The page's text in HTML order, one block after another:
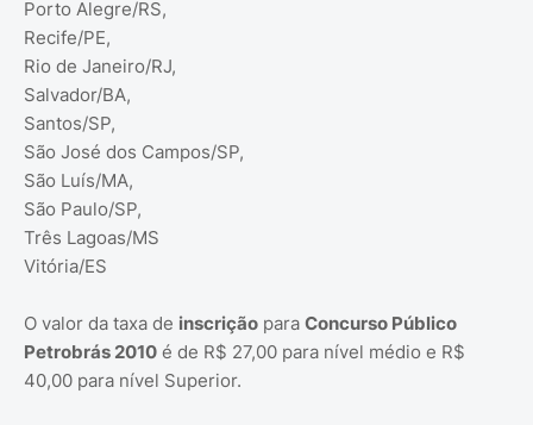
Porto Alegre/RS,
Recife/PE,
Rio de Janeiro/RJ,
Salvador/BA,
Santos/SP,
São José dos Campos/SP,
São Luís/MA,
São Paulo/SP,
Três Lagoas/MS
Vitória/ES
O valor da taxa de inscrição para Concurso Público
Petrobrás 2010 é de R$ 27,00 para nível médio e R$
40,00 para nível Superior.